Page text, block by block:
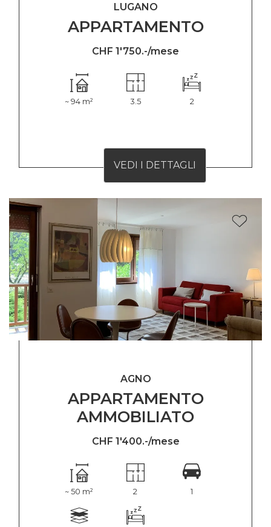
APPARTAMENTO
LUGANO
CHF 1'750.-/mese
~ 94 m² 3.5 2
VEDI I DETTAGLI
APPARTAMENTO
AMMOBILIATO
AGNO
CHF 1'400.-/mese
~ 50 m² 2 1